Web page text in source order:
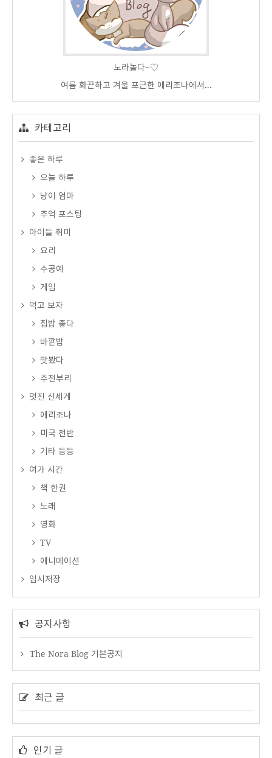
노라놀다~♡
여름 화끈하고 겨울 포근한 애리조나에서...
카테고리
좋은 하루
오늘 하루
냥이 엄마
추억 포스팅
아이들 취미
요리
수공예
게임
먹고 보자
집밥 좋다
바깥밥
맛봤다
주전부리
멋진 신세계
애리조나
미국 전반
기타 등등
여가 시간
책 한권
노래
영화
TV
애니메이션
임시저장
공지사항
The Nora Blog 기본공지
최근 글
인기 글